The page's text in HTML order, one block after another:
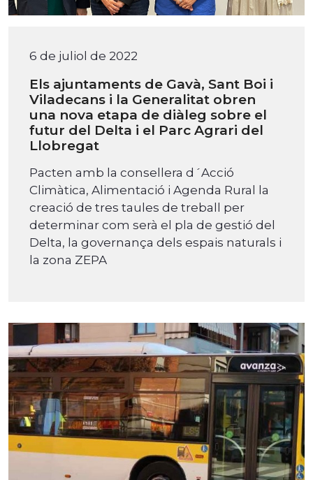
6 de juliol de 2022
Els ajuntaments de Gavà, Sant Boi i
Viladecans i la Generalitat obren
una nova etapa de diàleg sobre el
futur del Delta i el Parc Agrari del
Llobregat
Pacten amb la consellera d´Acció
Climàtica, Alimentació i Agenda Rural la
creació de tres taules de treball per
determinar com serà el pla de gestió del
Delta, la governança dels espais naturals i
la zona ZEPA